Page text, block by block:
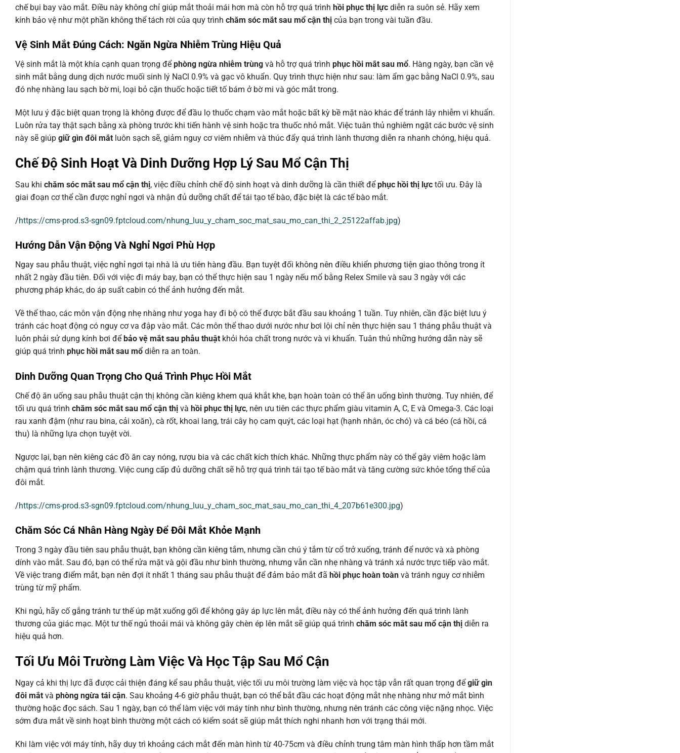
chế bụi bay vào mắt. Điều này không chỉ giúp mắt thoải mái hơn mà còn hỗ trợ quá trình hồi phục thị lực diễn ra suôn sẻ. Hãy xem
kính bảo vệ như một phần không thể tách rời của quy trình chăm sóc mắt sau mổ cận thị của bạn trong vài tuần đầu.
Vệ Sinh Mắt Đúng Cách: Ngăn Ngừa Nhiễm Trùng Hiệu Quả
Vệ sinh mắt là một khía cạnh quan trọng để phòng ngừa nhiễm trùng và hỗ trợ quá trình phục hồi mắt sau mổ. Hàng ngày, bạn cần vệ
sinh mắt bằng dung dịch nước muối sinh lý NaCl 0.9% và gạc vô khuẩn. Quy trình thực hiện như sau: làm ẩm gạc bằng NaCl 0.9%, sau
đó nhẹ nhàng lau sạch bờ mi, loại bỏ cặn thuốc hoặc tiết tố bám ở bờ mi và góc mắt trong.
Một lưu ý đặc biệt quan trọng là không được để đầu lọ thuốc chạm vào mắt hoặc bất kỳ bề mặt nào khác để tránh lây nhiễm vi khuẩn.
Luôn rửa tay thật sạch bằng xà phòng trước khi tiến hành vệ sinh hoặc tra thuốc nhỏ mắt. Việc tuân thủ nghiêm ngặt các bước vệ sinh
này sẽ giúp giữ gìn đôi mắt luôn sạch sẽ, giảm nguy cơ viêm nhiễm và thúc đẩy quá trình lành thương diễn ra nhanh chóng, hiệu quả.
Chế Độ Sinh Hoạt Và Dinh Dưỡng Hợp Lý Sau Mổ Cận Thị
Sau khi chăm sóc mắt sau mổ cận thị, việc điều chỉnh chế độ sinh hoạt và dinh dưỡng là cần thiết đểphục hồi thị lực tối ưu. Đây là
giai đoạn cơ thể cần được nghỉ ngơi và nhận đủ dưỡng chất để tái tạo tế bào, đặc biệt là các tế bào mắt.
/https://cms-prod.s3-sgn09.fptcloud.com/nhung_luu_y_cham_soc_mat_sau_mo_can_thi_2_25122affab.jpg)
Hướng Dẫn Vận Động Và Nghỉ Ngơi Phù Hợp
Ngay sau phẫu thuật, việc nghỉ ngơi tại nhà là ưu tiên hàng đầu. Bạn tuyệt đối không nên điều khiển phương tiện giao thông trong ít
nhất 2 ngày đầu tiên. Đối với việc đi máy bay, bạn có thể thực hiện sau 1 ngày nếu mổ bằng Relex Smile và sau 3 ngày với các
phương pháp khác, do áp suất cabin có thể ảnh hưởng đến mắt.
Về thể thao, các môn vận động nhẹ nhàng như yoga hay đi bộ có thể được bắt đầu sau khoảng 1 tuần. Tuy nhiên, cần đặc biệt lưu ý
tránh các hoạt động có nguy cơ va đập vào mắt. Các môn thể thao dưới nước như bơi lội chỉ nên thực hiện sau 1 tháng phẫu thuật và
luôn phải sử dụng kính bơi đểbảo vệ mắt sau phẫu thuật khỏi hóa chất trong nước và vi khuẩn. Tuân thủ những hướng dẫn này sẽ
giúp quá trình phục hồi mắt sau mổ diễn ra an toàn.
Dinh Dưỡng Quan Trọng Cho Quá Trình Phục Hồi Mắt
Chế độ ăn uống sau phẫu thuật cận thị không cần kiêng khem quá khắt khe, bạn hoàn toàn có thể ăn uống bình thường. Tuy nhiên, để
tối ưu quá trình chăm sóc mắt sau mổ cận thị và hồi phục thị lực, nên ưu tiên các thực phẩm giàu vitamin A, C, E và Omega-3. Các loại
rau xanh đậm (như rau bina, cải xoăn), cà rốt, khoai lang, trái cây họ cam quýt, các loại hạt (hạnh nhân, óc chó) và cá béo (cá hồi, cá
thu) là những lựa chọn tuyệt vời.
Ngược lại, bạn nên kiêng các đồ ăn cay nóng, rượu bia và các chất kích thích khác. Những thực phẩm này có thể gây viêm hoặc làm
chậm quá trình lành thương. Việc cung cấp đủ dưỡng chất sẽ hỗ trợ quá trình tái tạo tế bào mắt và tăng cường sức khỏe tổng thể của
đôi mắt.
/https://cms-prod.s3-sgn09.fptcloud.com/nhung_luu_y_cham_soc_mat_sau_mo_can_thi_4_207b61e300.jpg)
Chăm Sóc Cá Nhân Hàng Ngày Để Đôi Mắt Khỏe Mạnh
Trong 3 ngày đầu tiên sau phẫu thuật, bạn không cần kiêng tắm, nhưng cần chú ý tắm từ cổ trở xuống, tránh để nước và xà phòng
dính vào mắt. Sau đó, bạn có thể rửa mặt và gội đầu như bình thường, nhưng vẫn cần nhẹ nhàng và tránh xả nước trực tiếp vào mắt.
Về việc trang điểm mắt, bạn nên đợi ít nhất 1 tháng sau phẫu thuật để đảm bảo mắt đã hồi phục hoàn toàn và tránh nguy cơ nhiễm
trùng từ mỹ phẩm.
Khi ngủ, hãy cố gắng tránh tư thế úp mặt xuống gối để không gây áp lực lên mắt, điều này có thể ảnh hưởng đến quá trình lành
thương của giác mạc. Một tư thế ngủ thoải mái và không gây chèn ép lên mắt sẽ giúp quá trình chăm sóc mắt sau mổ cận thị diễn ra
hiệu quả hơn.
Tối Ưu Môi Trường Làm Việc Và Học Tập Sau Mổ Cận
Ngay cả khi thị lực đã được cải thiện đáng kể sau phẫu thuật, việc tối ưu môi trường làm việc và học tập vẫn rất quan trọng đểgiữ gìn
đôi mắt và phòng ngừa tái cận. Sau khoảng 4-6 giờ phẫu thuật, bạn có thể bắt đầu các hoạt động mắt nhẹ nhàng như mở mắt bình
thường hoặc đọc sách. Sau 1 ngày, bạn có thể làm việc với máy tính như bình thường, nhưng nên tránh các công việc nặng nhọc. Việc
sớm đưa mắt về sinh hoạt bình thường một cách có kiểm soát sẽ giúp mắt thích nghi nhanh hơn với trạng thái mới.
Khi làm việc với máy tính, hãy duy trì khoảng cách mắt đến màn hình từ 40-75cm và điều chỉnh trung tâm màn hình thấp hơn tầm mắt